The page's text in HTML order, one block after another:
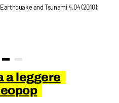
and Tsunami 4.04 (2010):
a leggere